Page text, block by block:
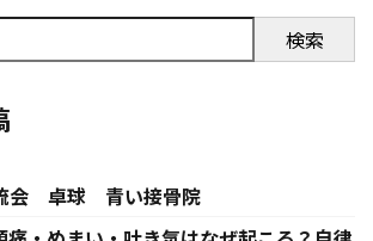
検索
会 卓球 青い接骨院